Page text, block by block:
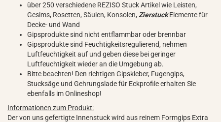
über 250 verschiedene REZISO Stuck Artikel wie Leisten,
Gesims, Rosetten, Säulen, Konsolen, ZierstuckElemente für
Decke- und Wand
Gipsprodukte sind nicht entflammbar oder brennbar
Gipsprodukte sind Feuchtigkeitsregulierend, nehmen
Luftfeuchtigkeit auf und geben diese bei geringer
Luftfeuchtigkeit wieder an die Umgebung ab.
Bitte beachten! Den richtigen Gipskleber, Fugengips,
Stucksäge und Gehrungslade für Eckprofile erhalten Sie
ebenfalls im Onlineshop!
Informationen zum Produkt:
Der von uns gefertigte Innenstuck wird aus reinem Formgips Extra